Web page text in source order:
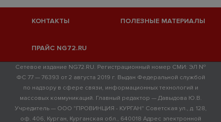
КОНТАКТЫ ПОЛЕЗНЫЕ МАТЕРИАЛЫ
ПРАЙС NG72.RU
Сетевое издание NG72.RU. Регистрационный номер СМИ: ЭЛ №
ФС 77 — 76393 от 2 августа 2019 г. Выдан Федеральной службой
по надзору в сфере связи, информационных технологий и
массовых коммуникаций. Главный редактор — Давыдова Ю.В.
Учредитель — ООО "ПРОВИНЦИЯ - КУРГАН" Советская ул., д. 128,
оф. 406, Курган, Курганская обл., 640018 Адрес электронной